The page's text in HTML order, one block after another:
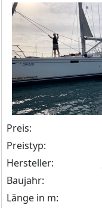
Preis:
Preistyp:
Hersteller:
Baujahr:
Länge in m: